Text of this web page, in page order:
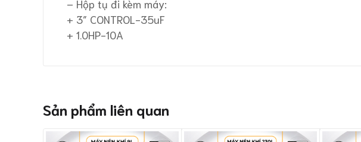
– Hộp tụ đi kèm máy:
+ 3″ CONTROL-35uF
+ 1.0HP-10A
Sản phẩm liên quan